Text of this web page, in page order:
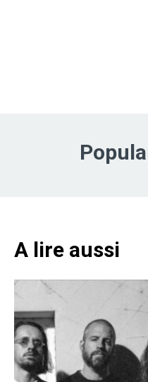
A lire aussi